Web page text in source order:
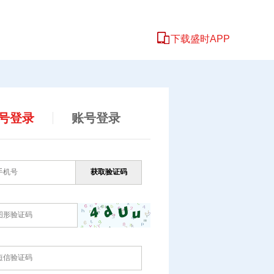
下载盛时APP
登录 账号登录